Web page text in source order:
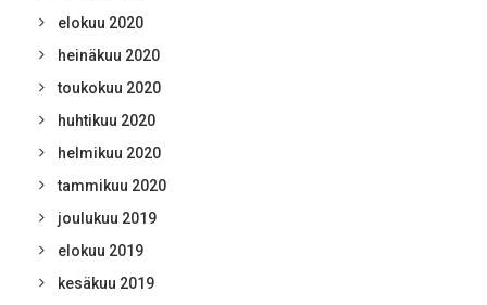
elokuu 2020
heinäkuu 2020
toukokuu 2020
huhtikuu 2020
helmikuu 2020
tammikuu 2020
joulukuu 2019
elokuu 2019
kesäkuu 2019